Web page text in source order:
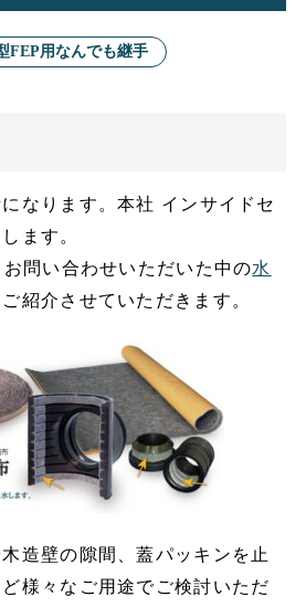
FEP用なんでも継手
なります。本社 インサイドセ
ます。
問い合わせいただいた中の水
紹介させていただきます。
造壁の隙間、蓋パッキンを止
様々なご用途でご検討いただ